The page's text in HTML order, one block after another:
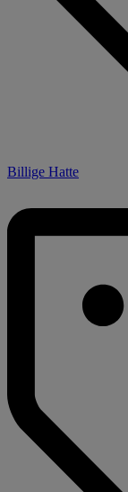
Billige Hatte